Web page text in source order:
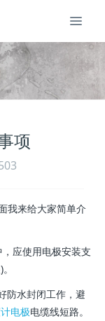
项
我来给大家简单介
应使用电极安装支
水封闭工作，避
电极电缆线短路。